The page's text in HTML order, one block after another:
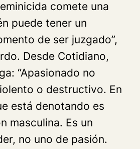
comete una
puede tener un
de ser juzgado”,
Desde Cotidiano,
“Apasionado no
o destructivo. En
está denotando es
masculina. Es un
no uno de pasión.